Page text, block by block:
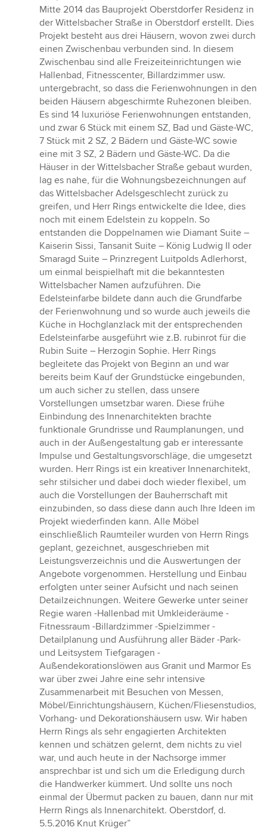
5
von
5
Sternen
Mitte 2014 das Bauprojekt Oberstdorfer Residenz in
der Wittelsbacher Straße in Oberstdorf erstellt. Dies
Projekt besteht aus drei Häusern, wovon zwei durch
einen Zwischenbau verbunden sind. In diesem
Zwischenbau sind alle Freizeiteinrichtungen wie
Hallenbad, Fitnesscenter, Billardzimmer usw.
untergebracht, so dass die Ferienwohnungen in den
beiden Häusern abgeschirmte Ruhezonen bleiben.
Es sind 14 luxuriöse Ferienwohnungen entstanden,
und zwar 6 Stück mit einem SZ, Bad und Gäste-WC,
7 Stück mit 2 SZ, 2 Bädern und Gäste-WC sowie
eine mit 3 SZ, 2 Bädern und Gäste-WC. Da die
Häuser in der Wittelsbacher Straße gebaut wurden,
lag es nahe, für die Wohnungsbezeichnungen auf
das Wittelsbacher Adelsgeschlecht zurück zu
greifen, und Herr Rings entwickelte die Idee, dies
noch mit einem Edelstein zu koppeln. So
entstanden die Doppelnamen wie Diamant Suite –
Kaiserin Sissi, Tansanit Suite – König Ludwig II oder
Smaragd Suite – Prinzregent Luitpolds Adlerhorst,
um einmal beispielhaft mit die bekanntesten
Wittelsbacher Namen aufzuführen. Die
Edelsteinfarbe bildete dann auch die Grundfarbe
der Ferienwohnung und so wurde auch jeweils die
Küche in Hochglanzlack mit der entsprechenden
Edelsteinfarbe ausgeführt wie z.B. rubinrot für die
Rubin Suite – Herzogin Sophie. Herr Rings
begleitete das Projekt von Beginn an und war
bereits beim Kauf der Grundstücke eingebunden,
um auch sicher zu stellen, dass unsere
Vorstellungen umsetzbar waren. Diese frühe
Einbindung des Innenarchitekten brachte
funktionale Grundrisse und Raumplanungen, und
auch in der Außengestaltung gab er interessante
Impulse und Gestaltungsvorschläge, die umgesetzt
wurden. Herr Rings ist ein kreativer Innenarchitekt,
sehr stilsicher und dabei doch wieder flexibel, um
auch die Vorstellungen der Bauherrschaft mit
einzubinden, so dass diese dann auch Ihre Ideen im
Projekt wiederfinden kann. Alle Möbel
einschließlich Raumteiler wurden von Herrn Rings
geplant, gezeichnet, ausgeschrieben mit
Leistungsverzeichnis und die Auswertungen der
Angebote vorgenommen. Herstellung und Einbau
erfolgten unter seiner Aufsicht und nach seinen
Detailzeichnungen. Weitere Gewerke unter seiner
Regie waren -Hallenbad mit Umkleideräume -
Fitnessraum -Billardzimmer -Spielzimmer -
Detailplanung und Ausführung aller Bäder -Park-
und Leitsystem Tiefgaragen -
Außendekorationslöwen aus Granit und Marmor Es
war über zwei Jahre eine sehr intensive
Zusammenarbeit mit Besuchen von Messen,
Möbel/Einrichtungshäusern, Küchen/Fliesenstudios,
Vorhang- und Dekorationshäusern usw. Wir haben
Herrn Rings als sehr engagierten Architekten
kennen und schätzen gelernt, dem nichts zu viel
war, und auch heute in der Nachsorge immer
ansprechbar ist und sich um die Erledigung durch
die Handwerker kümmert. Und sollte uns noch
einmal der Übermut packen zu bauen, dann nur mit
Herrn Rings als Innenarchitekt. Oberstdorf, d.
5.5.2016 Knut Krüger”